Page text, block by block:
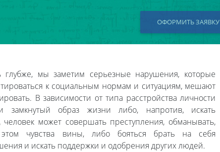
ОФОРМИТЬ ЗАЯВКУ
глубже, мы заметим серьезные нарушения, которые
к социальным нормам и ситуациям, мешают
В зависимости от типа расстройства личности
замкнутый образ жизни либо, напротив, искать
может совершать преступления, обманывать,
чувства вины, либо бояться брать на себя
и искать поддержки и одобрения других людей.